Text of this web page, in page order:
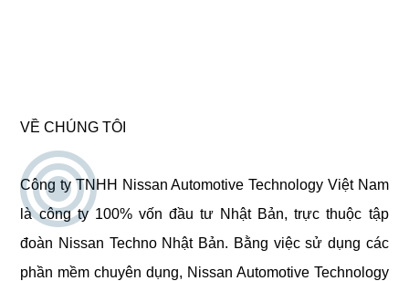
VỀ CHÚNG TÔI
Công ty TNHH Nissan Automotive Technology Việt Nam
là công ty 100% vốn đầu tư Nhật Bản, trực thuộc tập
đoàn Nissan Techno Nhật Bản. Bằng việc sử dụng các
phần mềm chuyên dụng, Nissan Automotive Technology